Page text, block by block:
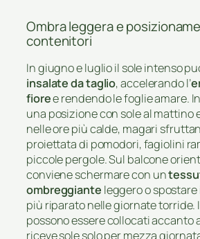
Ombra leggera e
contenitori
In giugno e luglio il sole intenso
insalate da taglio, accelerando l’
fioree rendendo le foglie amare.
una posizione con sole al mattino
nelle ore più calde, magari
proiettata di pomodori, fagiolini
piccole pergole. Sul balcone
conviene schermare con un
ombreggiante leggero o
più riparato nelle giornate torride.
possono essere collocati accanto
riceve sole solo per mezza